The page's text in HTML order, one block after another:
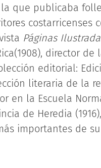
que publicaba
costarricenses
Páginas
director de
editorial:
literaria de la
en la Escuela
de Heredia
importantes de